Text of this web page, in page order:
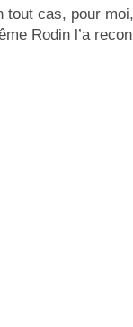
tout cas, pour
Rodin l’a